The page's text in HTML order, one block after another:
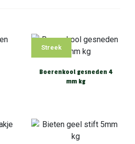
Streek
Boerenkool gesneden 4
mm kg